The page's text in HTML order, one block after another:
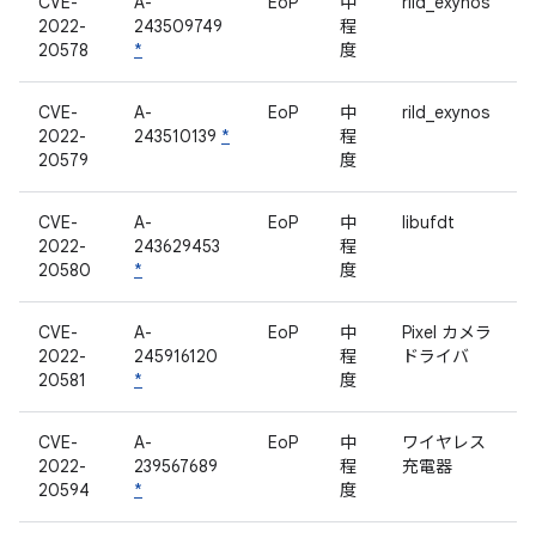
2022-
20578
243509749
*
程
度
CVE-
2022-
20579
A-
243510139 *
EoP
中
程
度
rild_exynos
CVE-
2022-
20580
A-
243629453
*
EoP
中
程
度
libufdt
CVE-
2022-
20581
A-
245916120
*
EoP
中
程
度
Pixel カメラ
ドライバ
CVE-
2022-
20594
A-
239567689
*
EoP
中
程
度
ワイヤレス
充電器